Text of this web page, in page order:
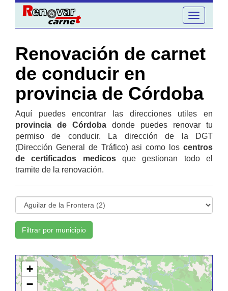
Toggle
navigation
Renovación de carnet
de conducir en
provincia de Córdoba
Aquí puedes encontrar las direcciones utiles en
provincia de Córdoba donde puedes renovar tu
permiso de conducir. La dirección de la DGT
(Dirección General de Tráfico) asi como los centros
de certificados medicosque gestionan todo el
tramite de la renovación.
Filtrar por municipio
+
−